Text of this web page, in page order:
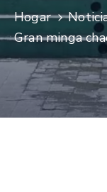
Hogar
Gran minga